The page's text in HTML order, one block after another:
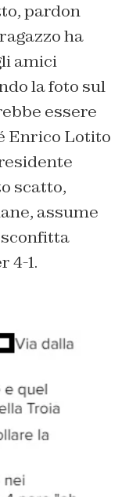
pardon
ha
amici
la foto sul
essere
Enrico Lotito
scatto,
assume
4-1.